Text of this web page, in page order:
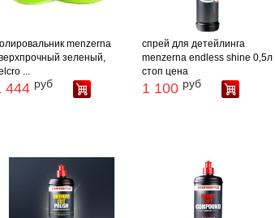
menzerna
зеленый,
...
444 руб
спрей для детейлинга
menzerna endless shine 0,5л
стоп цена
1 100 руб